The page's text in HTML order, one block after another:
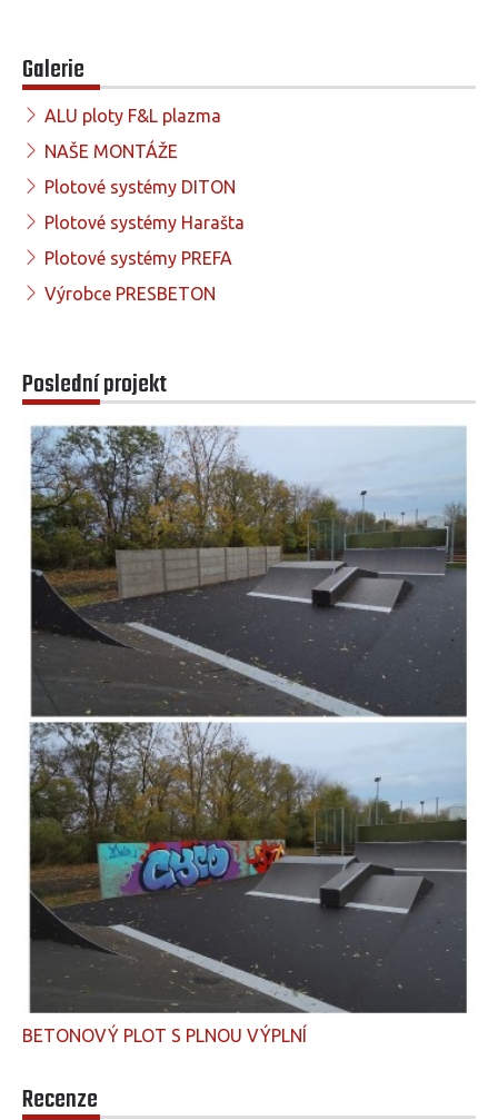
Galerie
ALU ploty F&L plazma
NAŠE MONTÁŽE
Plotové systémy DITON
Plotové systémy Harašta
Plotové systémy PREFA
Výrobce PRESBETON
Poslední projekt
BETONOVÝ PLOT S PLNOU VÝPLNÍ
Recenze